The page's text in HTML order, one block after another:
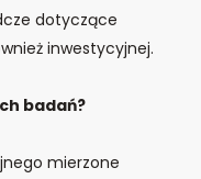
dotyczące
inwestycyjnej.
badań?
mierzone